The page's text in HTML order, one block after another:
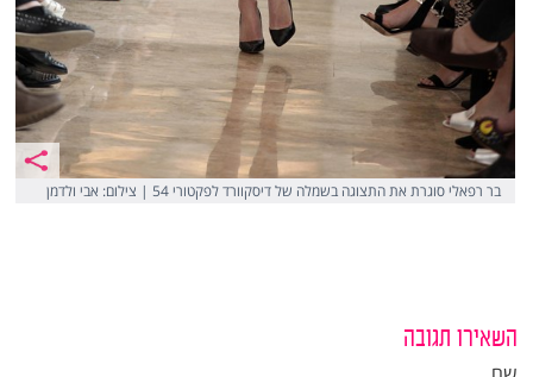
בר רפאלי סוגרת את התצוגה בשמלה של דיסקוורד לפקטורי 54 | צילום: אבי ולדמן
השאירו תגובה